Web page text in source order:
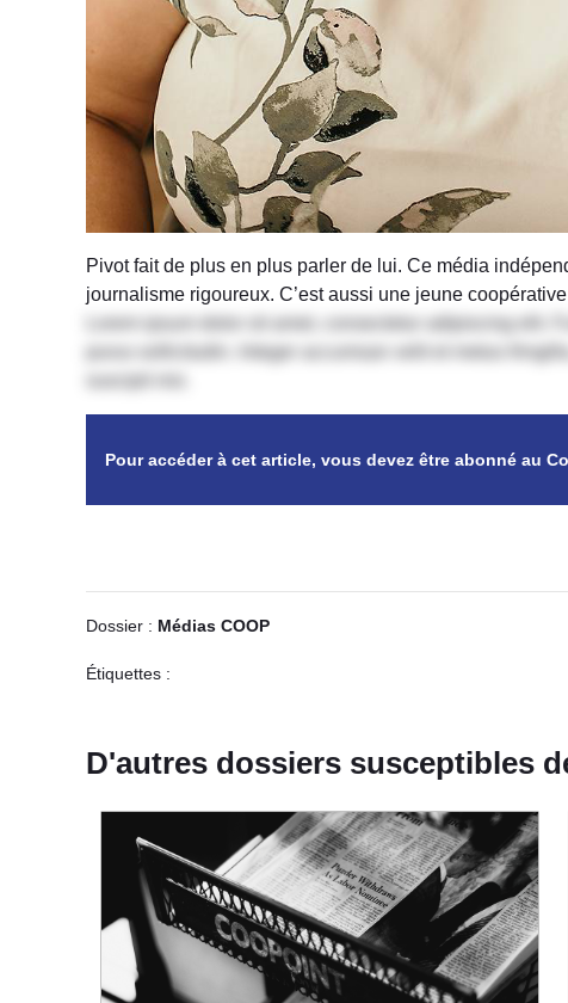
Pivot fait de plus en plus parler de lui. Ce média
journalisme rigoureux. C’est aussi une jeune
Lorem ipsum dolor sit amet, consectetur adipiscing elit.
purus sollicitudin. Integer accumsan velit et metus
Pour accéder à cet article, vous devez être abonné au
Dossier : Médias COOP
Étiquettes :
D'autres dossiers susceptibles